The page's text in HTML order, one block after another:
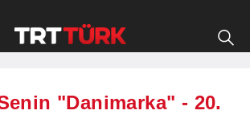
"Danimarka" - 20.